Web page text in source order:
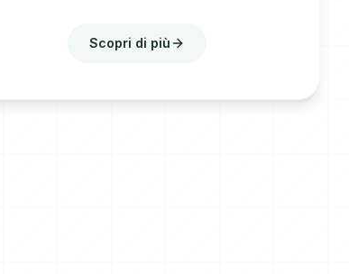
Scopri di più